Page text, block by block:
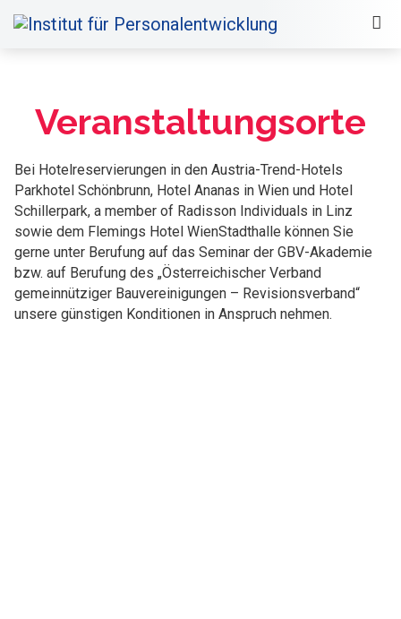
Veranstaltungsorte
Bei Hotelreservierungen in den Austria-Trend-Hotels
Parkhotel Schönbrunn, Hotel Ananas in Wien und Hotel
Schillerpark, a member of Radisson Individuals in Linz
sowie dem Flemings Hotel WienStadthalle können Sie
gerne unter Berufung auf das Seminar der GBV-Akademie
bzw. auf Berufung des „Österreichischer Verband
gemeinnütziger Bauvereinigungen – Revisionsverband“
unsere günstigen Konditionen in Anspruch nehmen.